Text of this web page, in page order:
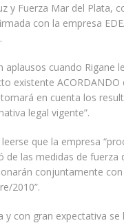
y Fuerza Mar del Plata,
con la empresa
cuando Rigane
existente ACORDANDO
en cuenta los
legal vigente”.
que la empresa
las medidas de fuerza
conjuntamente con
2010”.
con gran expectativa se